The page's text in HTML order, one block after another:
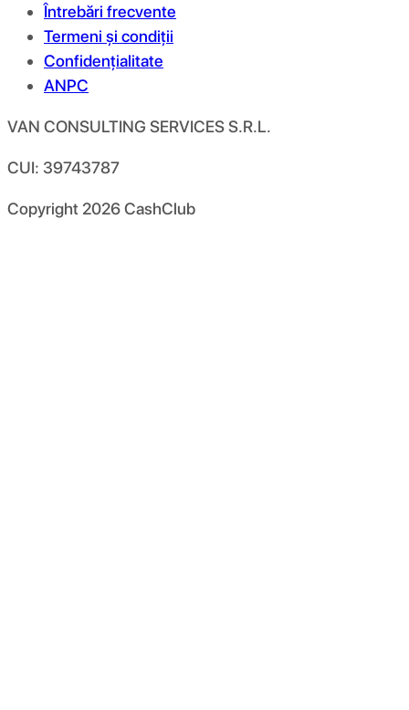
Întrebări frecvente
Termeni și condiții
Confidențialitate
ANPC
VAN CONSULTING SERVICES S.R.L.
CUI: 39743787
Copyright 2026CashClub